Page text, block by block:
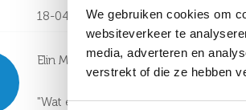
We gebruiken cookies om
websiteverkeer te
media, adverteren en
verstrekt of die ze hebben
18-04-2025
Elin Meijerink
"Wat een heerlijke, doordachte